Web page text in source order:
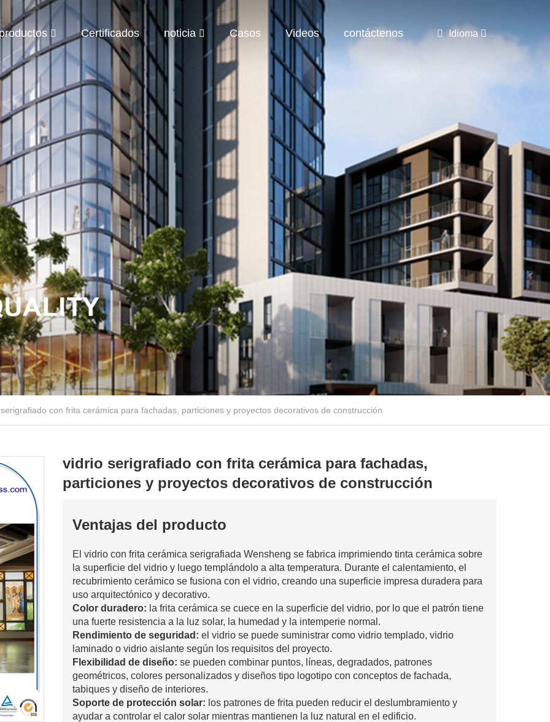
Certificados noticia Casos Videos contáctenos Idioma
con frita cerámica para fachadas, particiones y proyectos decorativos de construcción
vidrio serigrafiado con frita cerámica para fachadas,
particiones y proyectos decorativos de construcción
Ventajas del producto
El vidrio con frita cerámica serigrafiada Wensheng se fabrica imprimiendo tinta cerámica sobre
la superficie del vidrio y luego templándolo a alta temperatura. Durante el calentamiento, el
recubrimiento cerámico se fusiona con el vidrio, creando una superficie impresa duradera para
uso arquitectónico y decorativo.
Color duradero: la frita cerámica se cuece en la superficie del vidrio, por lo que el patrón tiene
una fuerte resistencia a la luz solar, la humedad y la intemperie normal.
Rendimiento de seguridad: el vidrio se puede suministrar como vidrio templado, vidrio
laminado o vidrio aislante según los requisitos del proyecto.
Flexibilidad de diseño: se pueden combinar puntos, líneas, degradados, patrones
geométricos, colores personalizados y diseños tipo logotipo con conceptos de fachada,
tabiques y diseño de interiores.
Soporte de protección solar: los patrones de frita pueden reducir el deslumbramiento y
ayudar a controlar el calor solar mientras mantienen la luz natural en el edificio.